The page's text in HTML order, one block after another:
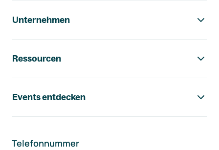
Unternehmen
Ressourcen
Events entdecken
Telefonnummer